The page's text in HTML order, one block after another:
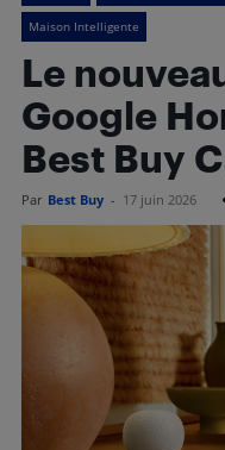
Maison Intelligente
Le
Google
Best Buy
Par Best Buy - 17 juin 2026